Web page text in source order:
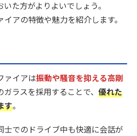
た方がよりよいでしょう。
アの特徴や魅力を紹介します。
ァイアは振動や騒音を抑える高剛
ラスを採用することで、 優れた
す。
士でのドライブ中も快適に会話が